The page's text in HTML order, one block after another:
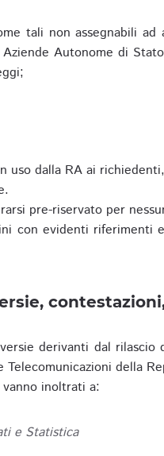
tali non assegnabili
Aziende Autonome di
uso dalla RA ai
pre-riservato per
con evidenti
derivanti dal
della
inoltrati a:
e Statistica